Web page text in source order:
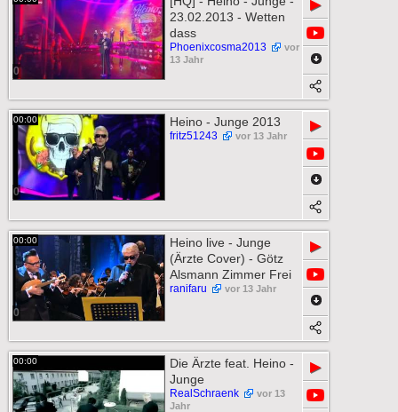
0
23.02.2013 - Wetten
dass
Phoenixcosma2013
vor
13 Jahr
▶
00:00
0
Heino - Junge 2013
fritz51243 vor 13 Jahr
▶
00:00
0
Heino live - Junge
(Ärzte Cover) - Götz
Alsmann Zimmer Frei
ranifaru vor 13 Jahr
▶
00:00
Die Ärzte feat. Heino -
Junge
RealSchraenk
vor 13
Jahr
▶